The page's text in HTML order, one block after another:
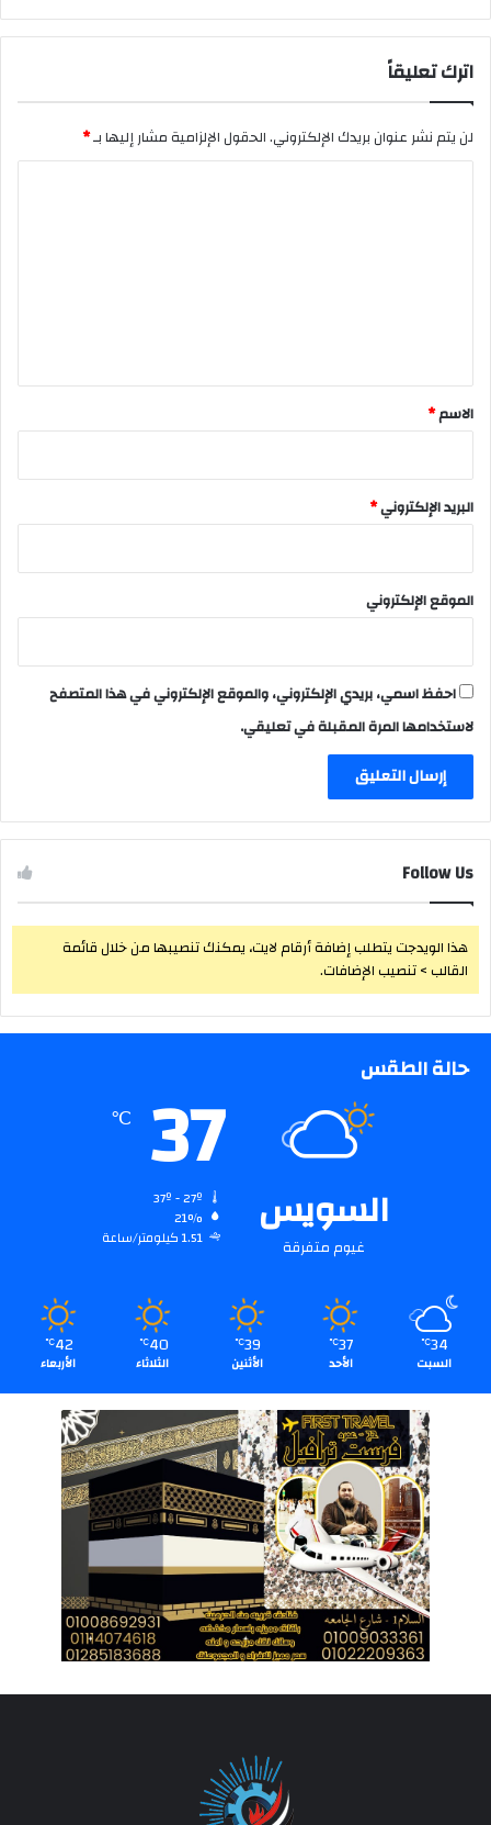
اترك تعليقاً
لن يتم نشر عنوان بريدك الإلكتروني.الحقول الإلزامية مشار إليها بـ*
*
الاسم*
البريد الإلكتروني*
الموقع الإلكتروني
احفظ اسمي، بريدي الإلكتروني، والموقع الإلكتروني في هذا المتصفح
لاستخدامها المرة المقبلة في تعليقي.
Follow Us
هذا الويدجت يتطلب إضافة أرقام لايت، يمكنك تنصيبها من خلال قائمة
القالب > تنصيب الإضافات.
حالة الطقس
السويس
غيوم متفرقة
37
℃
21%
1.51 كيلومتر/ساعة
34
℃
السبت
37
℃
الأحد
39
℃
الأثنين
40
℃
الثلاثاء
42
℃
الأربعاء